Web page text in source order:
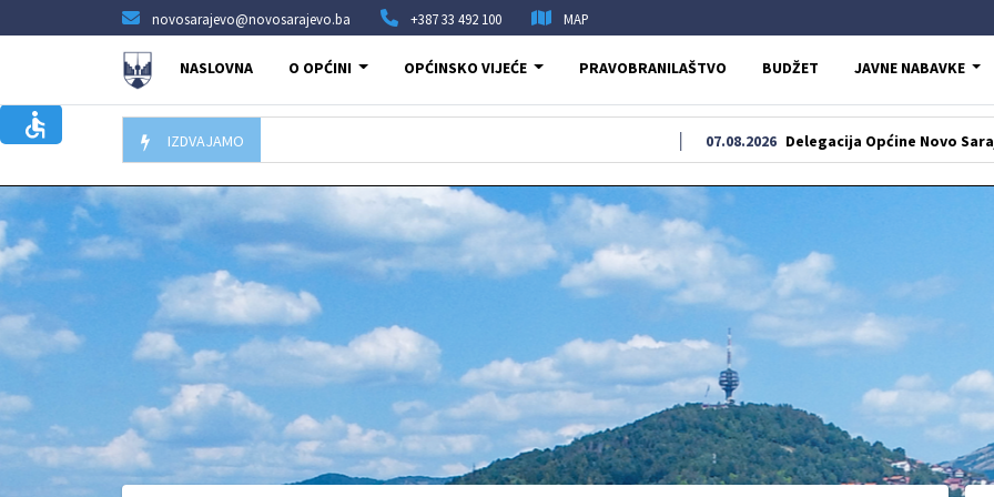
novosarajevo@novosarajevo.ba +387 33 492 100 MAP
NASLOVNA O OPĆINI OPĆINSKO VIJEĆE PRAVOBRANILAŠTVO BUDŽET JAVNE NABAVKE
IZDVAJAMO Delegacija Općine Novo Sarajevo odala